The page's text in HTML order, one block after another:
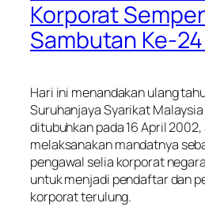
Korporat
Sambutan Ke-
Hari ini menandakan ulang
Suruhanjaya Syarikat
ditubuhkan pada 16 April
melaksanakan mandatnya
pengawal selia korporat
untuk menjadi pendaftar dan
korporat terulung.